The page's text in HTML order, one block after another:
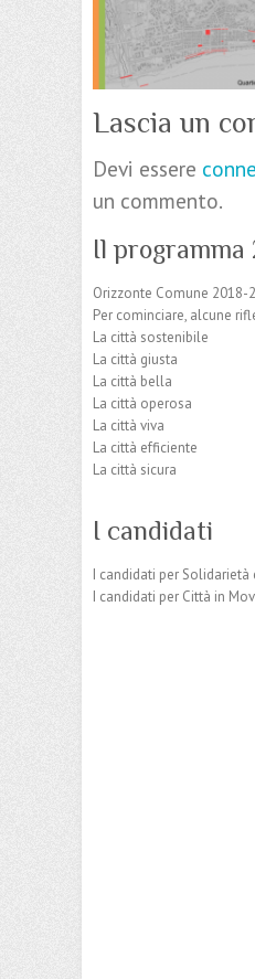
Lascia un
Devi essere
un commento.
Il programma
Orizzonte Comune 2018-
Per cominciare, alcune
La città sostenibile
La città giusta
La città bella
La città operosa
La città viva
La città efficiente
La città sicura
I candidati
I candidati per Solidarietà
I candidati per Città in